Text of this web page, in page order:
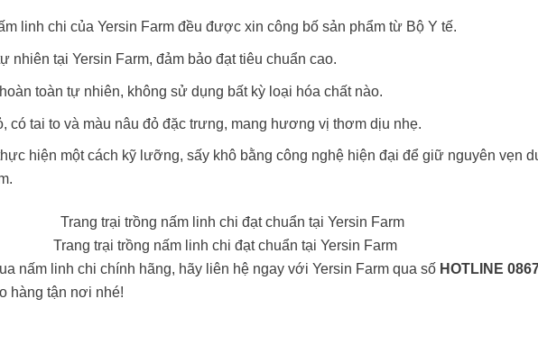
linh chi của Yersin Farm đều được xin công bố sản phẩm từ Bộ Y tế.
nhiên tại Yersin Farm, đảm bảo đạt tiêu chuẩn cao.
toàn tự nhiên, không sử dụng bất kỳ loại hóa chất nào.
có tai to và màu nâu đỏ đặc trưng, mang hương vị thơm dịu nhẹ.
hiện một cách kỹ lưỡng, sấy khô bằng công nghệ hiện đại để giữ nguyên vẹn
Trang trại trồng nấm linh chi đạt chuẩn tại Yersin Farm
nấm linh chi chính hãng, hãy liên hệ ngay với Yersin Farm qua số HOTLINE
hàng tận nơi nhé!